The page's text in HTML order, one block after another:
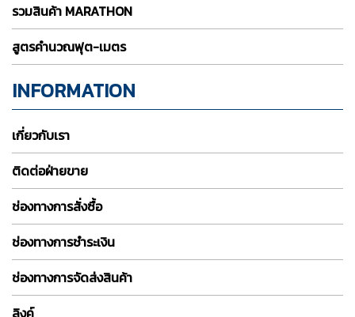
รวมสินค้า MARATHON
สูตรคำนวณฟุต-เมตร
INFORMATION
เกี่ยวกับเรา
ติดต่อฝ่ายขาย
ช่องทางการสั่งซื้อ
ช่องทางการชำระเงิน
ช่องทางการจัดส่งสินค้า
ลิงค์